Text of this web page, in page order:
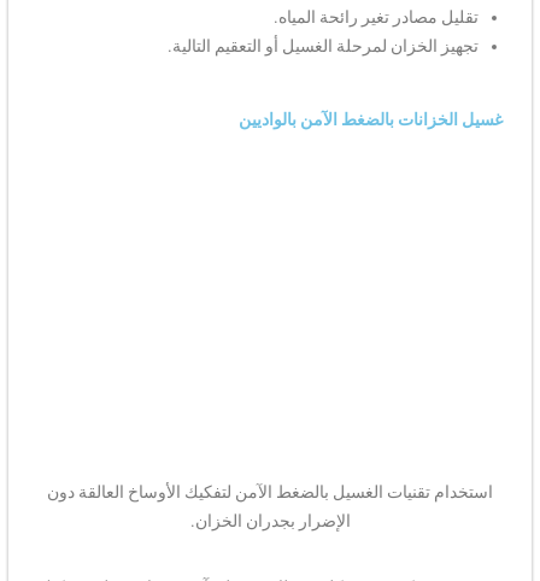
تقليل مصادر تغير رائحة المياه.
تجهيز الخزان لمرحلة الغسيل أو التعقيم التالية.
غسيل الخزانات بالضغط الآمن بالواديين
استخدام تقنيات الغسيل بالضغط الآمن لتفكيك الأوساخ العالقة دون
الإضرار بجدران الخزان.